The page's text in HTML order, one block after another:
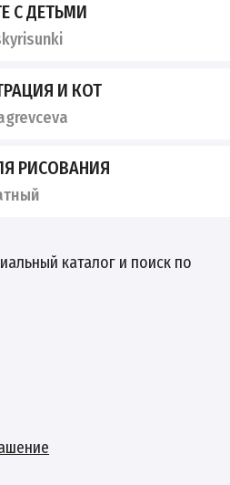
С ДЕТЬМИ
И КОТ
РИСОВАНИЯ
каталог и поиск по